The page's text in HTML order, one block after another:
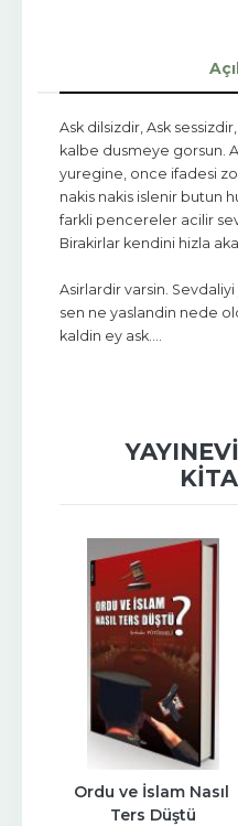
Ask dilsizdir, Ask
kalbe dusmeye gorsun.
yuregine, once ifadesi
nakis nakis islenir butun
farkli pencereler acilir
Birakirlar kendini hizla
Asirlardir varsin.
sen ne yaslandin nede
kaldin ey ask....
Ordu ve İslam Nasıl
Ters Düştü